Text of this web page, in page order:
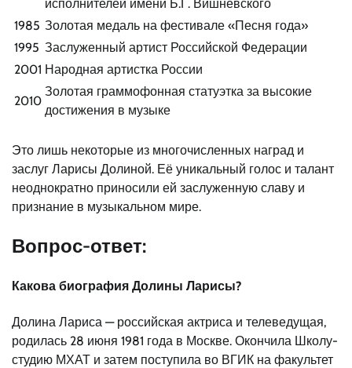
исполнителей имени Б.Г. Вишневского
1985 Золотая медаль на фестивале «Песня года»
1995 Заслуженный артист Российской Федерации
2001 Народная артистка России
2010
Золотая граммофонная статуэтка за высокие
достижения в музыке
Это лишь некоторые из многочисленных наград и
заслуг Ларисы Долиной. Её уникальный голос и талант
неоднократно приносили ей заслуженную славу и
признание в музыкальном мире.
Вопрос-ответ:
Какова биография Долины Ларисы?
Долина Лариса — российская актриса и телеведущая,
родилась 28 июня 1981 года в Москве. Окончила Школу-
студию МХАТ и затем поступила во ВГИК на факультет